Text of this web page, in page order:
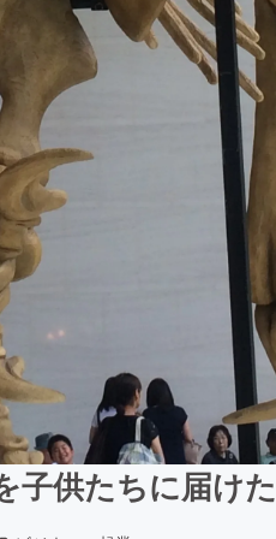
子供たちに届け